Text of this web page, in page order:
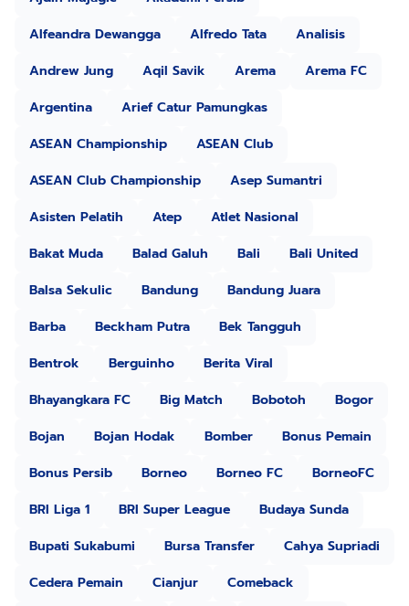
Alfeandra Dewangga
Alfredo Tata
Analisis
Andrew Jung
Aqil Savik Arema
Arema FC
Argentina
Arief Catur Pamungkas
ASEAN Championship
ASEAN Club
ASEAN Club Championship
Asep Sumantri
Asisten Pelatih
Atep
Atlet Nasional
Bakat Muda
Balad Galuh Bali
Bali United
Balsa Sekulic
Bandung
Bandung Juara
Barba
Beckham Putra
Bek Tangguh
Bentrok
Berguinho
Berita Viral
Bhayangkara FC
Big Match Bobotoh
Bogor
Bojan
Bojan Hodak Bomber
Bonus Pemain
Bonus Persib
Borneo Borneo FC
BorneoFC
BRI Liga 1
BRI Super League
Budaya Sunda
Bupati Sukabumi
Bursa Transfer
Cahya Supriadi
Cedera Pemain
Cianjur
Comeback